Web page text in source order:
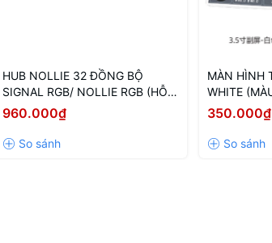
HUB NOLLIE 32 ĐỒNG BỘ
SIGNAL RGB/ NOLLIE RGB (HỖ
TRỢ TÙY BIẾN LED NÂNG CAO)
960.000₫
MÀN HÌNH
WHITE
THÔNG SỐ
350.000₫